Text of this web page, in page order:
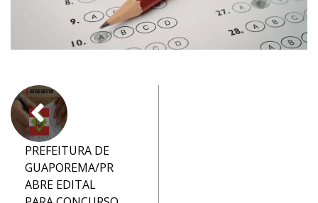
PREFEITURA DE
GUAPOREMA/PR
ABRE EDITAL